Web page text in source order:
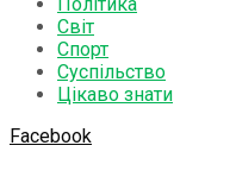
Політика
Світ
Спорт
Суспільство
Цікаво знати
Facebook